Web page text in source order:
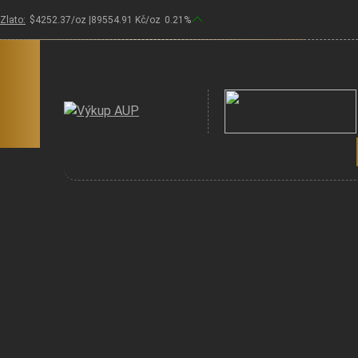
Zlato: $4252.37/oz |89554.91 Kč/oz 0.21 %